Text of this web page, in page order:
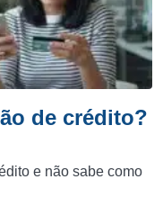
de crédito?
e não sabe como